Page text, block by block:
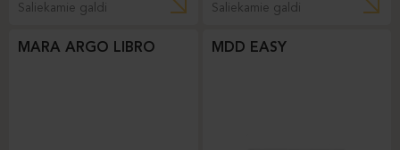
Saliekamie galdi Saliekamie galdi
MARA ARGO LIBRO MDD EASY